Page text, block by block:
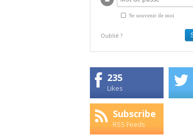
Se souvenir de moi
Oublié ?
235
Likes
Subscribe
RSS Feeds